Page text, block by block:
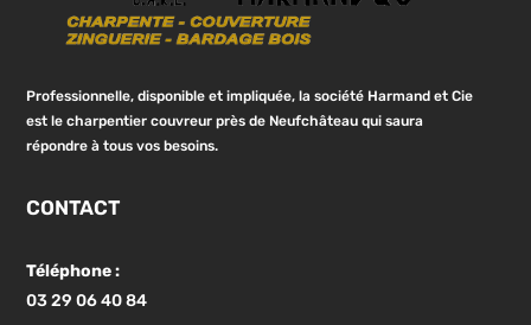
Professionnelle, disponible et impliquée, la société Harmand et Cie
est le charpentier couvreur près de Neufchâteau qui saura
répondre à tous vos besoins.
CONTACT
Téléphone :
03 29 06 40 84